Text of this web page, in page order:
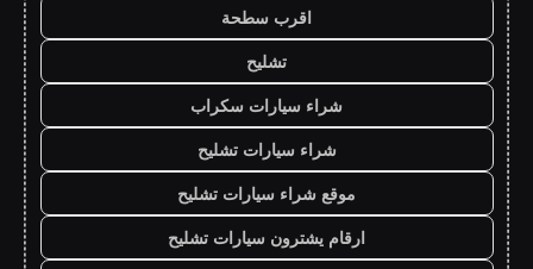
اقرب سطحة
تشليح
شراء سيارات سكراب
شراء سيارات تشليح
موقع شراء سيارات تشليح
ارقام يشترون سيارات تشليح